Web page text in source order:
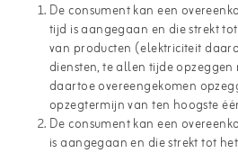
De consument kan een
tijd is aangegaan en die strekt
van producten (elektriciteit
diensten, te allen tijde
daartoe overeengekomen
opzegtermijn van ten hoogste
De consument kan een
is aangegaan en die strekt tot